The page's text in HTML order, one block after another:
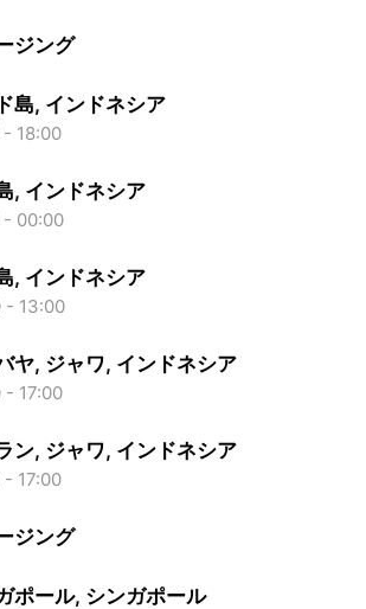
ジング
島, インドネシア
- 18:00
, インドネシア
- 00:00
, インドネシア
- 13:00
ヤ, ジャワ, インドネシア
- 17:00
ン, ジャワ, インドネシア
- 17:00
ジング
ポール, シンガポール